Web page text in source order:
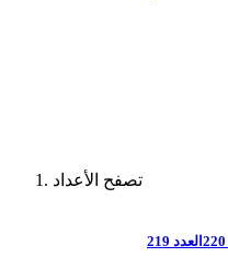
تصفح الأعداد
العدد 219